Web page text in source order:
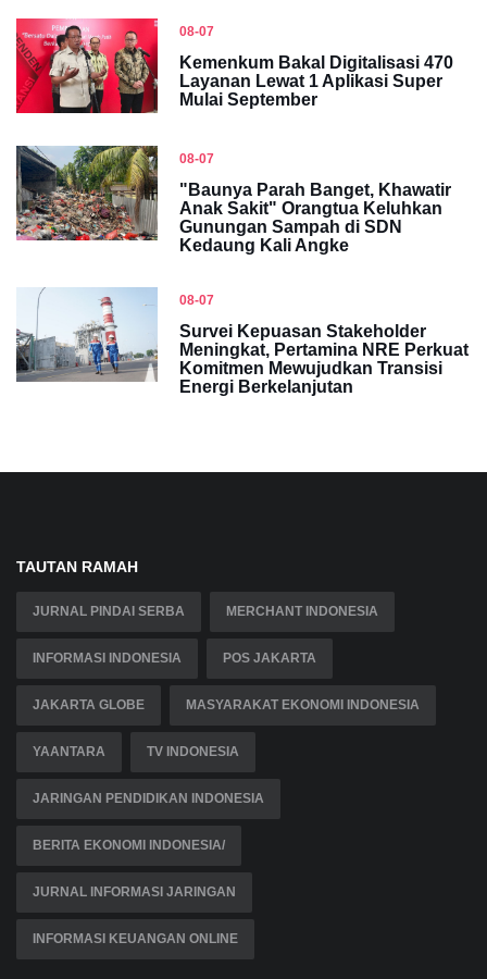
08-07
Kemenkum Bakal Digitalisasi 470
Layanan Lewat 1 Aplikasi Super
Mulai September
08-07
"Baunya Parah Banget, Khawatir
Anak Sakit" Orangtua Keluhkan
Gunungan Sampah di SDN
Kedaung Kali Angke
08-07
Survei Kepuasan Stakeholder
Meningkat, Pertamina NRE Perkuat
Komitmen Mewujudkan Transisi
Energi Berkelanjutan
TAUTAN RAMAH
JURNAL PINDAI SERBA MERCHANT INDONESIA
INFORMASI INDONESIA POS JAKARTA
JAKARTA GLOBE MASYARAKAT EKONOMI INDONESIA
YAANTARA TV INDONESIA
JARINGAN PENDIDIKAN INDONESIA
BERITA EKONOMI INDONESIA/
JURNAL INFORMASI JARINGAN
INFORMASI KEUANGAN ONLINE